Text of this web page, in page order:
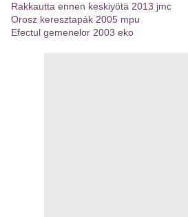
Rakkautta ennen keskiyötä 2013 jmc
Orosz keresztapák 2005 mpu
Efectul gemenelor 2003 eko